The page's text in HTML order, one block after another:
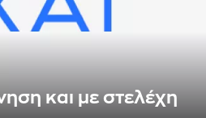
και με στελέχη